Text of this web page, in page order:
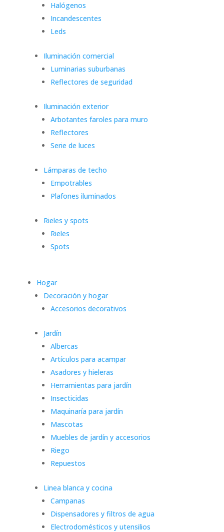
Halógenos
Incandescentes
Leds
Iluminación comercial
Luminarias suburbanas
Reflectores de seguridad
Iluminación exterior
Arbotantes faroles para muro
Reflectores
Serie de luces
Lámparas de techo
Empotrables
Plafones iluminados
Rieles y spots
Rieles
Spots
Hogar
Decoración y hogar
Accesorios decorativos
Jardín
Albercas
Artículos para acampar
Asadores y hieleras
Herramientas para jardín
Insecticidas
Maquinaría para jardín
Mascotas
Muebles de jardín y accesorios
Riego
Repuestos
Linea blanca y cocina
Campanas
Dispensadores y filtros de agua
Electrodomésticos y utensilios